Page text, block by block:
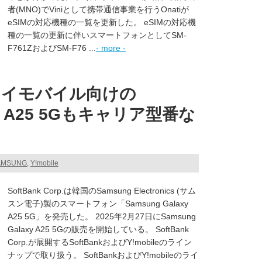
者(MNO)でViniとして携帯通信事業を行うOnatiが
eSIMの対応機種の一覧を更新した。 eSIMの対応機
種の一覧の更新に伴いスマートフォンとしてSM-
F761ZおよびSM-F76 ... - more -
モバイル向けの
5Gもキャリア型番な
, Y!mobile
SoftBank Corp.は韓国のSamsung Electronics (サム
スン電子)製のスマートフォン「Samsung Galaxy
A25 5G」を発売した。 2025年2月27日にSamsung
Galaxy A25 5Gの販売を開始している。 SoftBank
Corp.が展開するSoftBankおよびY!mobileのライン
ナップで取り扱う。 SoftBankおよびY!mobileのライ